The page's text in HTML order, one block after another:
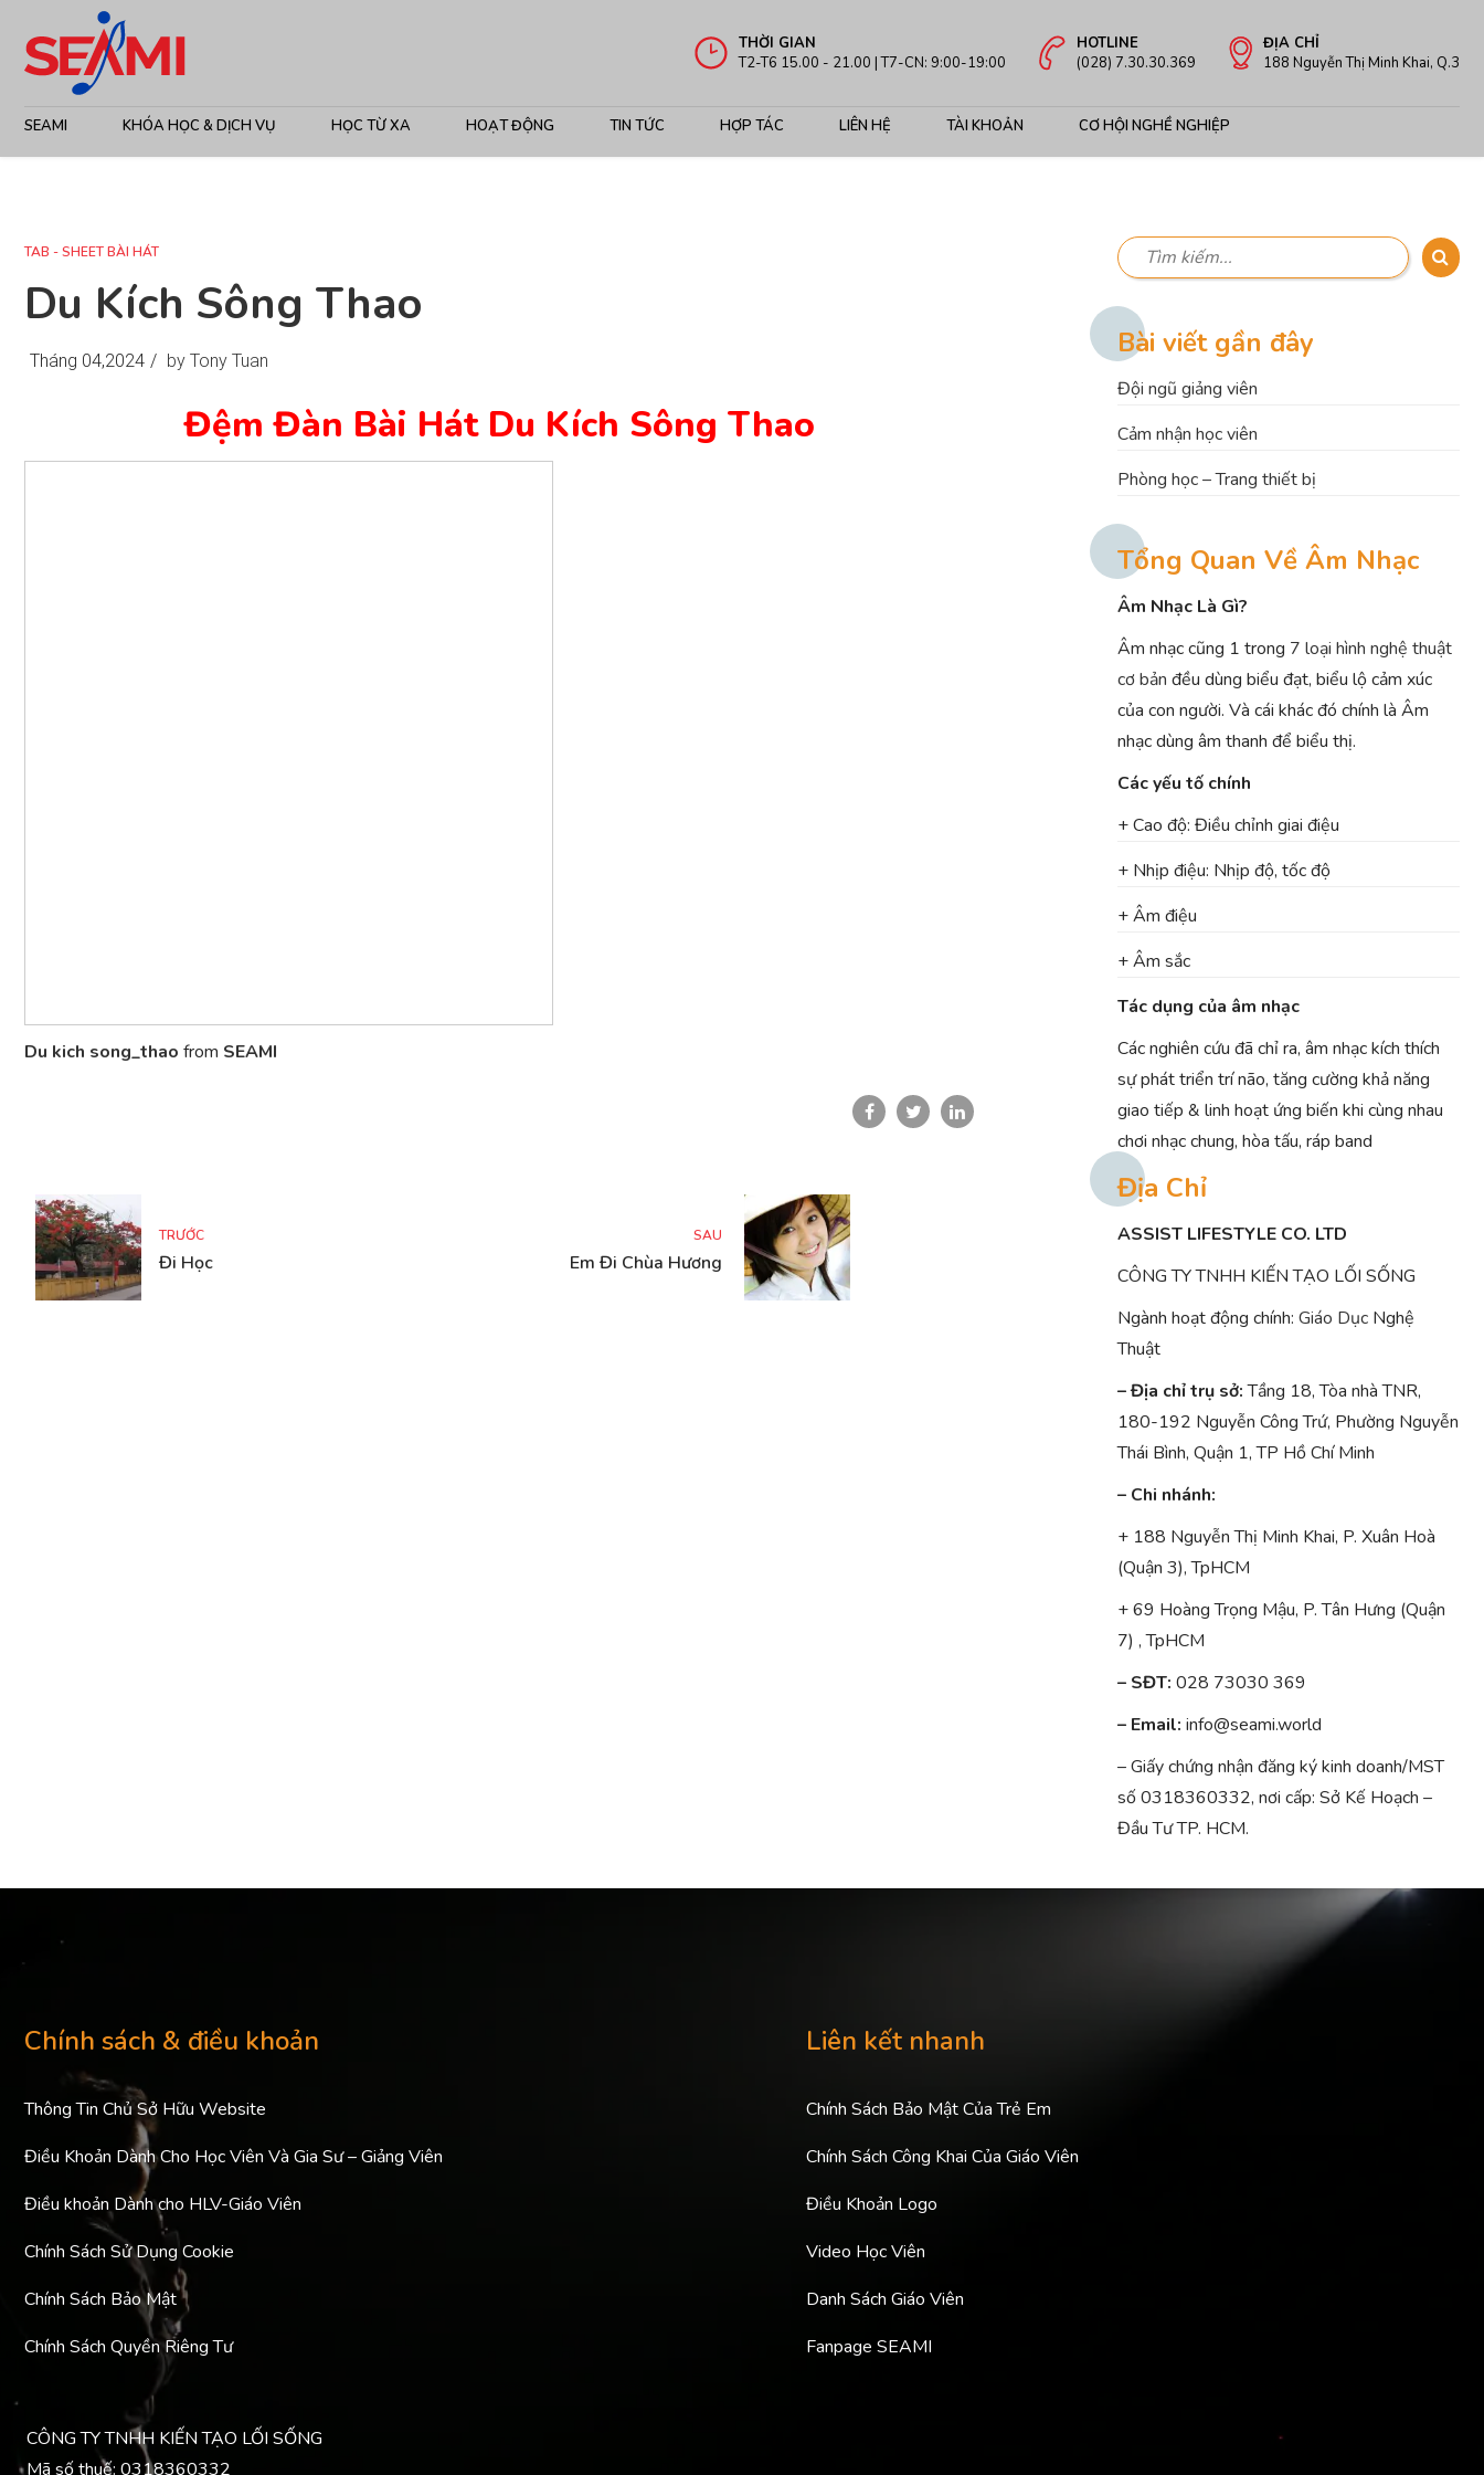
THỜI GIAN
T2-T6 15.00 - 21.00 | T7-CN: 9:00-19:00
HOTLINE
(028) 7.30.30.369
ĐỊA CHỈ
188 Nguyễn Thị Minh Khai, Q.3
SEAMI KHÓA HỌC & DỊCH VỤ HỌC TỪ XA HOẠT ĐỘNG TIN TỨC HỢP TÁC LIÊN HỆ TÀI KHOẢN CƠ HỘI NGHỀ NGHIỆP
TAB - SHEET BÀI HÁT
Du Kích Sông Thao
Tháng 04,2024 / by Tony Tuan
Đệm Đàn Bài Hát Du Kích Sông Thao
Du kich song_thao from SEAMI
TRƯỚC
Đi Học
SAU
Em Đi Chùa Hương
Bài viết gần đây
Đội ngũ giảng viên
Cảm nhận học viên
Phòng học – Trang thiết bị
Tổng Quan Về Âm Nhạc
Âm Nhạc Là Gì?
Âm nhạc cũng 1 trong 7 loại hình nghệ thuật
cơ bản đều dùng biểu đạt, biểu lộ cảm xúc
của con người. Và cái khác đó chính là Âm
nhạc dùng âm thanh để biểu thị.
Các yếu tố chính
+ Cao độ: Điều chỉnh giai điệu
+ Nhịp điệu: Nhịp độ, tốc độ
+ Âm điệu
+ Âm sắc
Tác dụng của âm nhạc
Các nghiên cứu đã chỉ ra, âm nhạc kích thích
sự phát triển trí não, tăng cường khả năng
giao tiếp & linh hoạt ứng biến khi cùng nhau
chơi nhạc chung, hòa tấu, ráp band
Địa Chỉ
ASSIST LIFESTYLE CO. LTD
CÔNG TY TNHH KIẾN TẠO LỐI SỐNG
Ngành hoạt động chính: Giáo Dục Nghệ
Thuật
– Địa chỉ trụ sở:Tầng 18, Tòa nhà TNR,
180-192 Nguyễn Công Trứ, Phường Nguyễn
Thái Bình, Quận 1, TP Hồ Chí Minh
– Chi nhánh:
+ 188 Nguyễn Thị Minh Khai, P. Xuân Hoà
(Quận 3), TpHCM
+ 69 Hoàng Trọng Mậu, P. Tân Hưng (Quận
7) , TpHCM
– SĐT: 028 73030 369
– Email: info@seami.world
– Giấy chứng nhận đăng ký kinh doanh/MST
số 0318360332, nơi cấp: Sở Kế Hoạch –
Đầu Tư TP. HCM.
Chính sách & điều khoản
Thông Tin Chủ Sở Hữu Website
Điều Khoản Dành Cho Học Viên Và Gia Sư – Giảng Viên
Điều khoản Dành cho HLV-Giáo Viên
Chính Sách Sử Dụng Cookie
Chính Sách Bảo Mật
Chính Sách Quyền Riêng Tư
Liên kết nhanh
Chính Sách Bảo Mật Của Trẻ Em
Chính Sách Công Khai Của Giáo Viên
Điều Khoản Logo
Video Học Viên
Danh Sách Giáo Viên
Fanpage SEAMI
CÔNG TY TNHH KIẾN TẠO LỐI SỐNG
Mã số thuế: 0318360332